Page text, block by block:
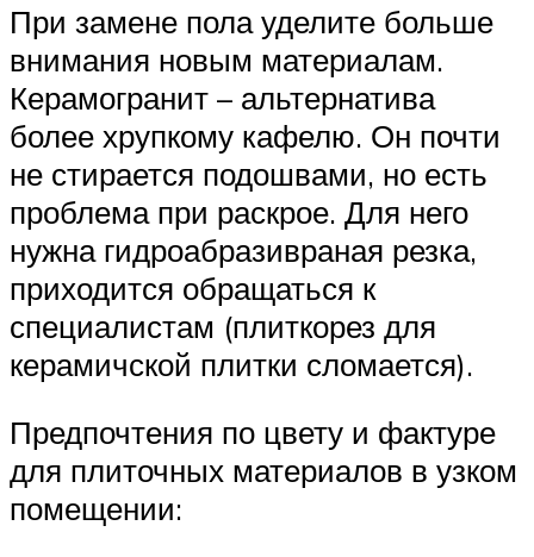
При замене пола уделите больше
внимания новым материалам.
Керамогранит – альтернатива
более хрупкому кафелю. Он почти
не стирается подошвами, но есть
проблема при раскрое. Для него
нужна гидроабразивраная резка,
приходится обращаться к
специалистам (плиткорез для
керамичской плитки сломается).
Предпочтения по цвету и фактуре
для плиточных материалов в узком
помещении: